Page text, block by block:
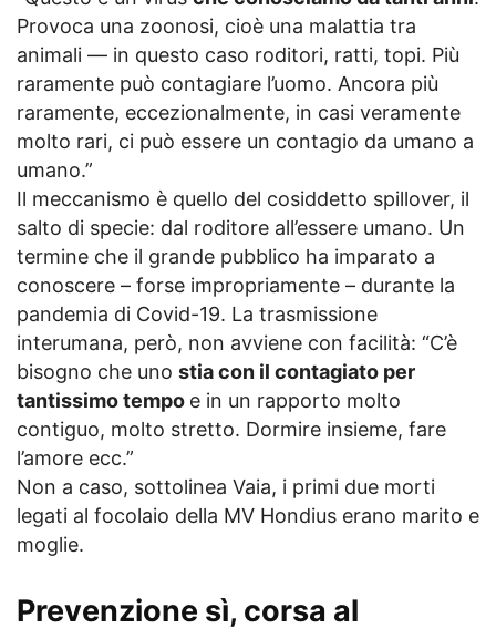
Provoca una zoonosi, cioè una malattia tra
animali — in questo caso roditori, ratti, topi. Più
raramente può contagiare l’uomo. Ancora più
raramente, eccezionalmente, in casi veramente
molto rari, ci può essere un contagio da umano a
umano.”
Il meccanismo è quello del cosiddetto spillover, il
salto di specie: dal roditore all’essere umano. Un
termine che il grande pubblico ha imparato a
conoscere – forse impropriamente – durante la
pandemia di Covid-19. La trasmissione
interumana, però, non avviene con facilità: “C’è
bisogno che uno stia con il contagiato per
tantissimo tempo e in un rapporto molto
contiguo, molto stretto. Dormire insieme, fare
l’amore ecc.”
Non a caso, sottolinea Vaia, i primi due morti
legati al focolaio della MV Hondius erano marito e
moglie.
Prevenzione sì, corsa al